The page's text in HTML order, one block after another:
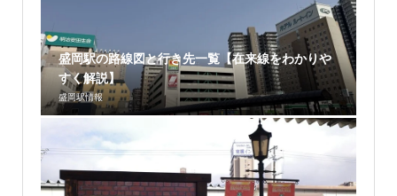
盛岡駅の路線図と行き先一覧【在来線をわかりや
すく解説】
盛岡駅情報